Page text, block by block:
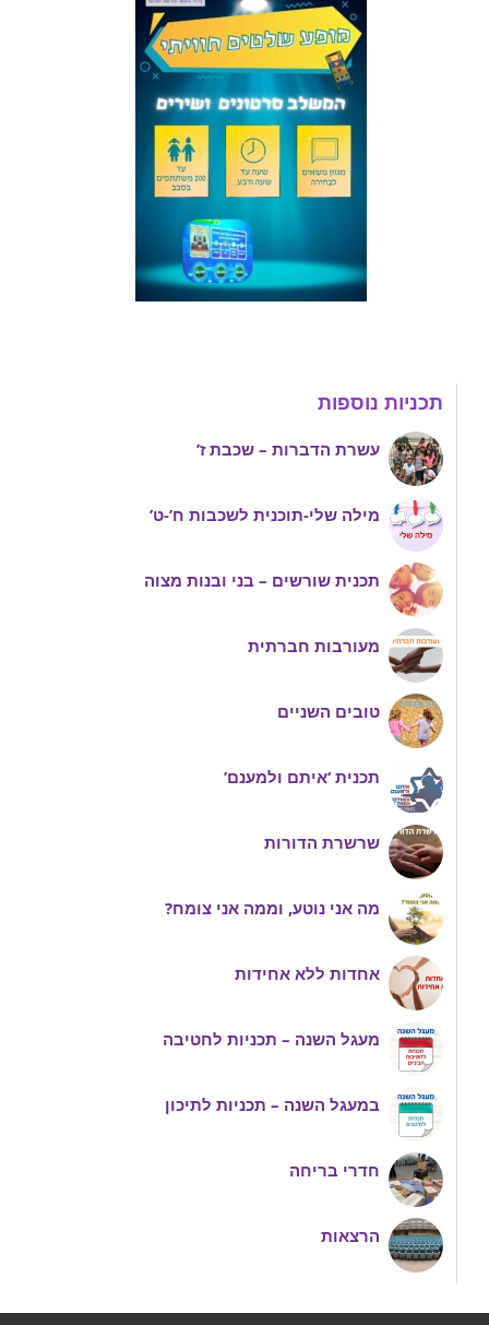
תכניות נוספות
עשרת הדברות – שכבת ז’
מילה שלי-תוכנית לשכבות ח’-ט’
תכנית שורשים – בני ובנות מצוה
מעורבות חברתית
טובים השניים
תכנית ‘איתם ולמענם’
שרשרת הדורות
מה אני נוטע, וממה אני צומח?
אחדות ללא אחידות
מעגל השנה – תכניות לחטיבה
במעגל השנה – תכניות לתיכון
חדרי בריחה
הרצאות